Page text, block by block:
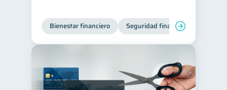
Bienestar financiero Seguridad financiera